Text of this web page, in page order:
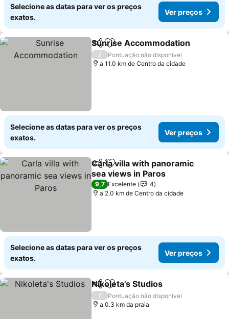
Selecione as datas para ver os preços
exatos.
Ver preços
PartilharAdicionar aos favoritos
Sunrise Accommodation
/
Pontuação não disponível
a 11.0 km de Centro da cidade
Selecione as datas para ver os preços
exatos.
Ver preços
PartilharAdicionar aos favoritos
Carla villa with panoramic
sea views in Paros
9,7 Excelente
4
a 2.0 km de Centro da cidade
Selecione as datas para ver os preços
exatos.
Ver preços
PartilharAdicionar aos favoritos
Nikoleta's Studios
/
Pontuação não disponível
a 0.3 km da praia